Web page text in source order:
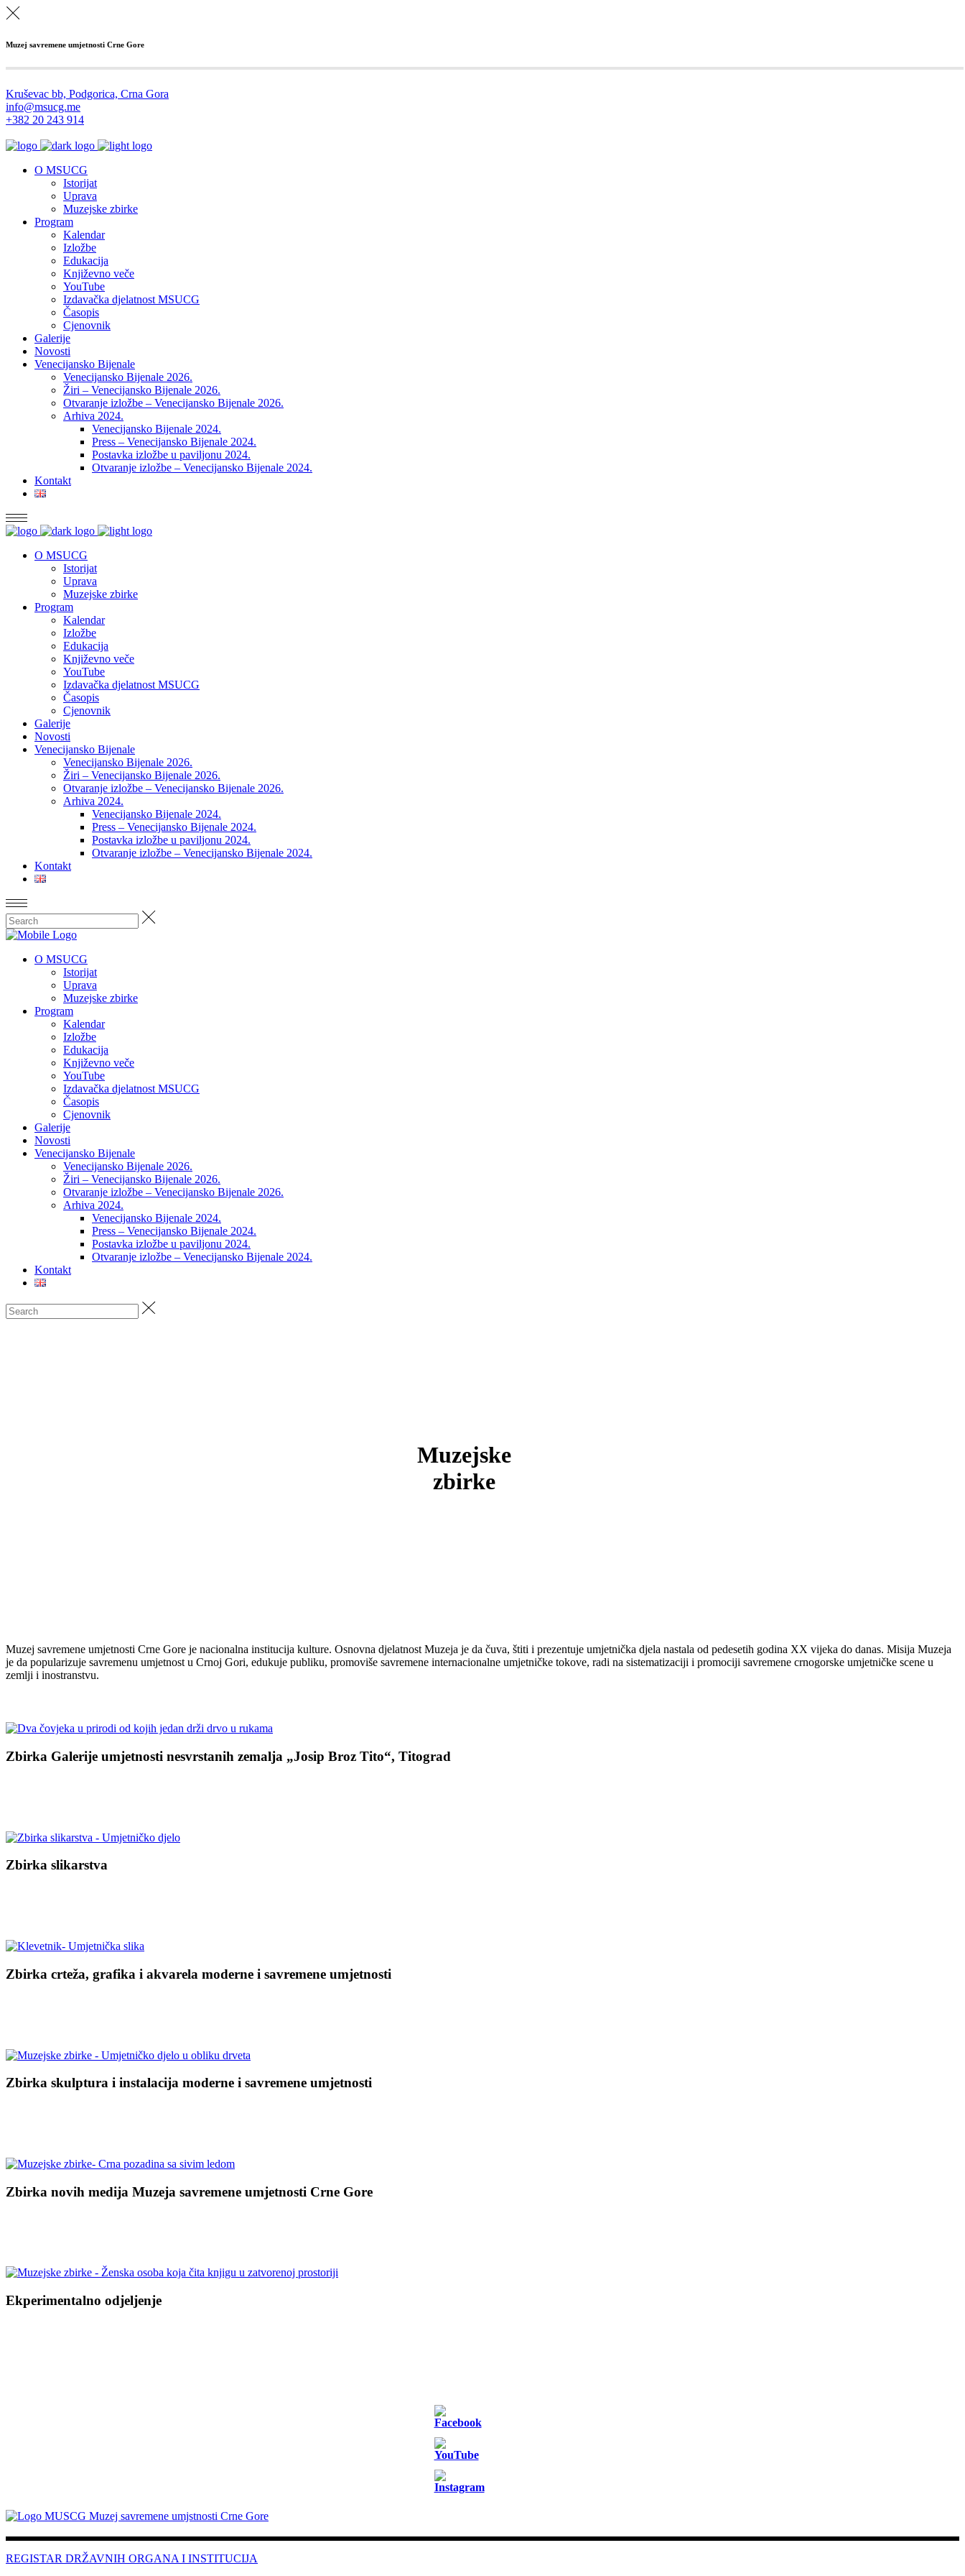
Muzej savremene umjetnosti Crne Gore
Kruševac bb, Podgorica, Crna Gora
info@msucg.me
+382 20 243 914
O MSUCG
Istorijat
Uprava
Muzejske zbirke
Program
Kalendar
Izložbe
Edukacija
Književno veče
YouTube
Izdavačka djelatnost MSUCG
Časopis
Cjenovnik
Galerije
Novosti
Venecijansko Bijenale
Venecijansko Bijenale 2026.
Žiri – Venecijansko Bijenale 2026.
Otvaranje izložbe – Venecijansko Bijenale 2026.
Arhiva 2024.
Venecijansko Bijenale 2024.
Press – Venecijansko Bijenale 2024.
Postavka izložbe u paviljonu 2024.
Otvaranje izložbe – Venecijansko Bijenale 2024.
Kontakt
O MSUCG
Istorijat
Uprava
Muzejske zbirke
Program
Kalendar
Izložbe
Edukacija
Književno veče
YouTube
Izdavačka djelatnost MSUCG
Časopis
Cjenovnik
Galerije
Novosti
Venecijansko Bijenale
Venecijansko Bijenale 2026.
Žiri – Venecijansko Bijenale 2026.
Otvaranje izložbe – Venecijansko Bijenale 2026.
Arhiva 2024.
Venecijansko Bijenale 2024.
Press – Venecijansko Bijenale 2024.
Postavka izložbe u paviljonu 2024.
Otvaranje izložbe – Venecijansko Bijenale 2024.
Kontakt
O MSUCG
Istorijat
Uprava
Muzejske zbirke
Program
Kalendar
Izložbe
Edukacija
Književno veče
YouTube
Izdavačka djelatnost MSUCG
Časopis
Cjenovnik
Galerije
Novosti
Venecijansko Bijenale
Venecijansko Bijenale 2026.
Žiri – Venecijansko Bijenale 2026.
Otvaranje izložbe – Venecijansko Bijenale 2026.
Arhiva 2024.
Venecijansko Bijenale 2024.
Press – Venecijansko Bijenale 2024.
Postavka izložbe u paviljonu 2024.
Otvaranje izložbe – Venecijansko Bijenale 2024.
Kontakt
Muzejske
zbirke
Muzej savremene umjetnosti Crne Gore je nacionalna institucija kulture. Osnovna djelatnost Muzeja je da čuva, štiti i prezentuje umjetnička djela nastala od pedesetih godina XX vijeka do danas. Misija Muzeja
je da popularizuje savremenu umjetnost u Crnoj Gori, edukuje publiku, promoviše savremene internacionalne umjetničke tokove, radi na sistematizaciji i promociji savremene crnogorske umjetničke scene u
zemlji i inostranstvu.
Zbirka Galerije umjetnosti nesvrstanih zemalja „Josip Broz Tito“, Titograd
Zbirka slikarstva
Zbirka crteža, grafika i akvarela moderne i savremene umjetnosti
Zbirka skulptura i instalacija moderne i savremene umjetnosti
Zbirka novih medija Muzeja savremene umjetnosti Crne Gore
Ekperimentalno odjeljenje
REGISTAR DRŽAVNIH ORGANA I INSTITUCIJA